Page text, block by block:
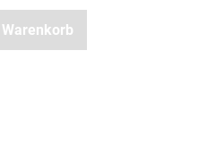
Warenkorb